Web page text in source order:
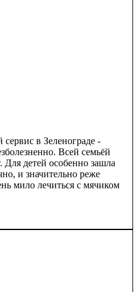
в Зеленограде -
Всей семьёй
Для детей особенно зашла
и значительно реже
мило лечиться с мячиком